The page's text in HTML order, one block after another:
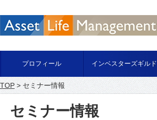
プロフィール インベスターズギルド
TOP > セミナー情報
セミナー情報